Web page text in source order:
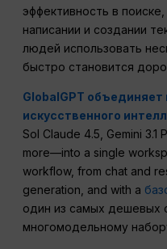
эффективность в
написании и создании
людей использовать
быстро становится
GlobalGPT
искусственного
Sol Claude 4.5, Gemini 3.1
more—into a single
workflow, from chat and
generation, and with a
один из самых дешевых
многомодельному